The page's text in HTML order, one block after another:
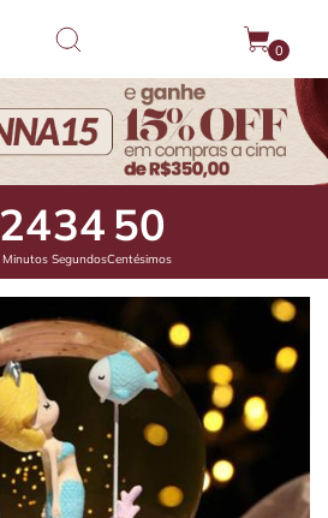
0
24
Minutos
34
Segundos
4
Centésimos